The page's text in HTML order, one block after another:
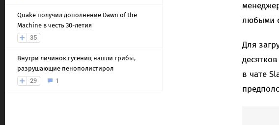
Quake получил дополнение Dawn of the
Machine в честь 30-летия
35
Внутри личинок гусениц нашли грибы,
разрушающие пенополистирол
29
1
любыми
Для
в чате